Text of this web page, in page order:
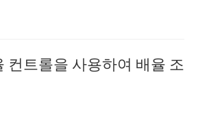
컨트롤을 사용하여 배율 조